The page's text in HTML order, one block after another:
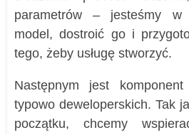
parametrów – jesteśmy w
model, dostroić go i
tego, żeby usługę stworzyć.
Następnym jest
typowo deweloperskich. Tak
początku, chcemy